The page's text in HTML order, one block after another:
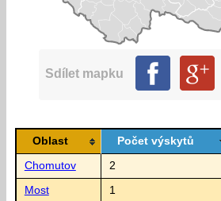
Sdílet mapku
Oblast Počet výskytů
Chomutov 2
Most 1